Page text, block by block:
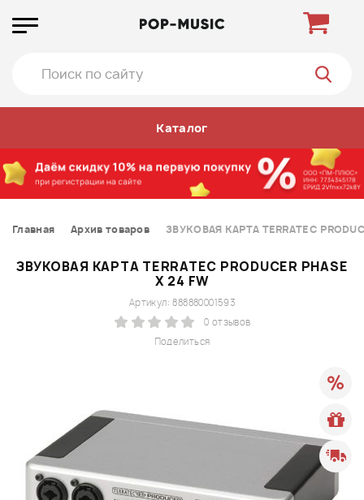
Каталог
Главная Архив товаров ЗВУКОВАЯ КАРТА TERRATEC
ЗВУКОВАЯ КАРТА TERRATEC PRODUCER PHASE
X 24 FW
Поделиться
Артикул: 888880001593
0 отзывов